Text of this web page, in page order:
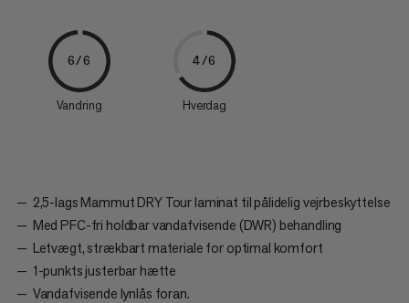
6/6
Vandring
4/6
Hverdag
2,5-lags Mammut DRY Tour laminat til pålidelig vejrbeskyttelse
Med PFC-fri holdbar vandafvisende (DWR) behandling
Letvægt, strækbart materiale for optimal komfort
1-punkts justerbar hætte
Vandafvisende lynlås foran.